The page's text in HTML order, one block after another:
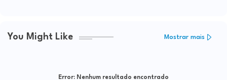
You Might Like Mostrar mais
Error: Nenhum resultado encontrado